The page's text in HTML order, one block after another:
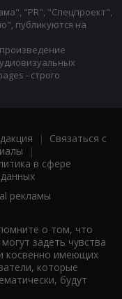
"PR", "Спецпроект",
публикуются на
- строго
| Связаться с
|
в сфере
рекламы
о том, что
задеть чувства
косвенно имеющих
которые
будут